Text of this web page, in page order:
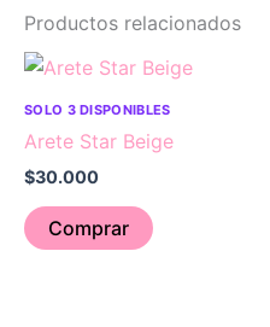
Productos relacionados
SOLO 3 DISPONIBLES
Arete Star Beige
$30.000
Comprar